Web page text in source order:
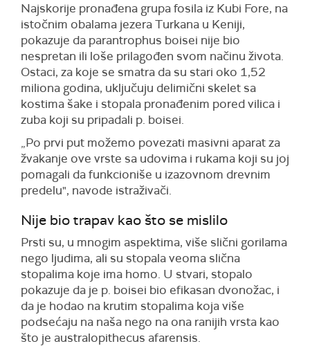
Najskorije pronađena grupa fosila iz Kubi Fore, na
istočnim obalama jezera Turkana u Keniji,
pokazuje da parantrophus boisei nije bio
nespretan ili loše prilagođen svom načinu života.
Ostaci, za koje se smatra da su stari oko 1,52
miliona godina, uključuju delimični skelet sa
kostima šake i stopala pronađenim pored vilica i
zuba koji su pripadali p. boisei.
„Po prvi put možemo povezati masivni aparat za
žvakanje ove vrste sa udovima i rukama koji su joj
pomagali da funkcioniše u izazovnom drevnim
predelu", navode istraživači.
Nije bio trapav kao što se mislilo
Prsti su, u mnogim aspektima, više slični gorilama
nego ljudima, ali su stopala veoma slična
stopalima koje ima homo. U stvari, stopalo
pokazuje da je p. boisei bio efikasan dvonožac, i
da je hodao na krutim stopalima koja više
podsećaju na naša nego na ona ranijih vrsta kao
što je australopithecus afarensis.